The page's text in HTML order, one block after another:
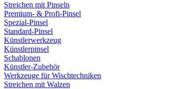
Streichen mit Pinseln
Premium- & Profi-Pinsel
Spezial-Pinsel
Standard-Pinsel
Künstlerwerkzeug
Künstlerpinsel
Schablonen
Künstler-Zubehör
Werkzeuge für Wischtechniken
Streichen mit Walzen